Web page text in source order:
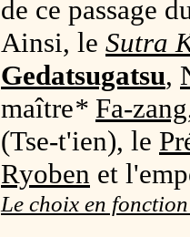
de ce passage
Ainsi, le Sutra
Gedatsugatsu,
maître* Fa-zang
(Tse-t'ien), le
Ryoben et
Le choix en